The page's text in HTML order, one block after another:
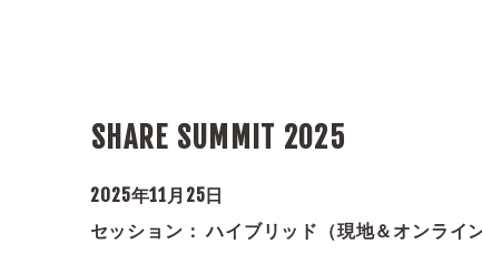
SHARE SUMMIT 2025
2025年11月25日
セッション： ハイブリッド（現地＆オンライン